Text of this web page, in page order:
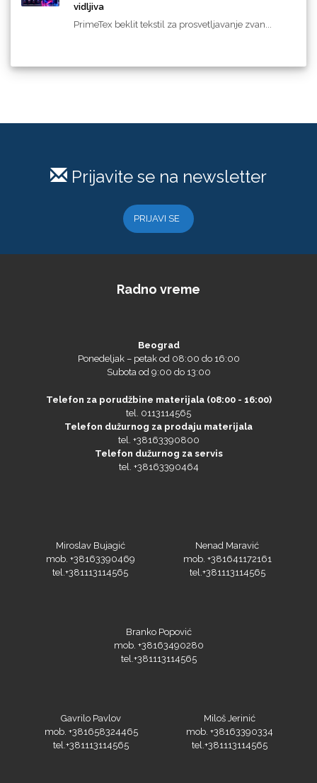
vidljiva
PrimeTex beklit tekstil za prosvetljavanje zvan...
Prijavite se na newsletter
PRIJAVI SE
Radno vreme
Beograd
Ponedeljak – petak od 08:00 do 16:00
Subota od 9:00 do 13:00
Telefon za porudžbine materijala (08:00 - 16:00)
tel. 0113114565
Telefon dužurnog za prodaju materijala
tel. +38163390800
Telefon dužurnog za servis
tel. +38163390464
Miroslav Bujagić
mob. +38163390469
tel.+381113114565
Nenad Maravić
mob. +381641172161
tel.+381113114565
Branko Popović
mob. +38163490280
tel.+381113114565
Gavrilo Pavlov
mob. +381658324465
tel.+381113114565
Miloš Jerinić
mob. +38163390334
tel.+381113114565